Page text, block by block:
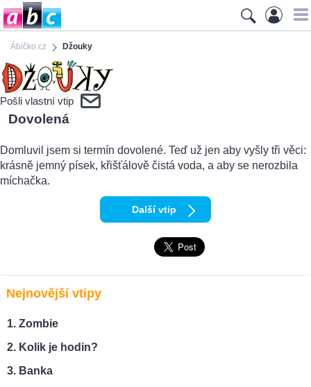
Ábíčko.cz Džouky
Pošli vlastní vtip
Dovolená
Domluvil jsem si termín dovolené. Teď už jen aby vyšly tři věci:
krásně jemný písek, křišťálově čistá voda, a aby se nerozbila
míchačka.
Další vtip
Nejnovější vtipy
Zombie
Kolik je hodin?
Banka